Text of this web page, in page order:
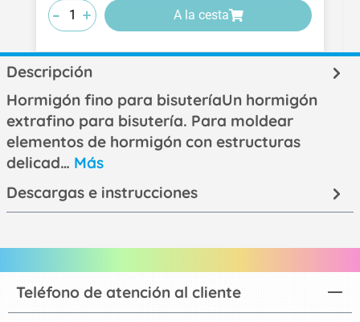
-
-
- +
+
+ A la cesta
Descripción
Hormigón fino para bisuteríaUn hormigón
extrafino para bisutería. Para moldear
elementos de hormigón con estructuras
delicad… Más
Descargas e instrucciones
Teléfono de atención al cliente